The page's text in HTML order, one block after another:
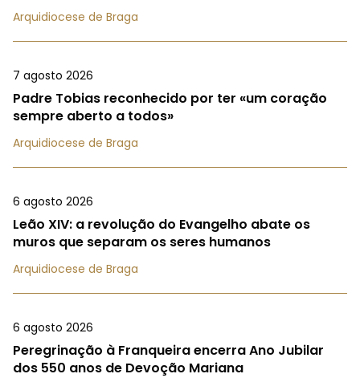
Arquidiocese de Braga
7 agosto 2026
Padre Tobias reconhecido por ter «um coração
sempre aberto a todos»
Arquidiocese de Braga
6 agosto 2026
Leão XIV: a revolução do Evangelho abate os
muros que separam os seres humanos
Arquidiocese de Braga
6 agosto 2026
Peregrinação à Franqueira encerra Ano Jubilar
dos 550 anos de Devoção Mariana